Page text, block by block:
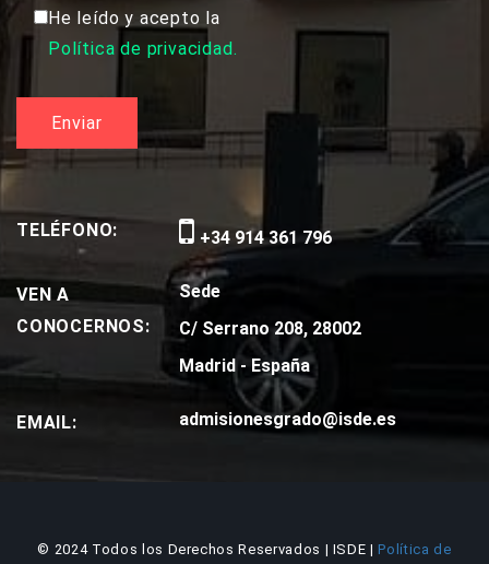
He leído y acepto la
Política de privacidad.
TELÉFONO: +34 914 361 796
VEN A
CONOCERNOS:
Sede
C/ Serrano 208, 28002
Madrid - España
EMAIL: admisionesgrado@isde.es
© 2024 Todos los Derechos Reservados | ISDE |Política de